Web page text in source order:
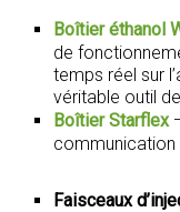
Boîtier éthanol
de
temps réel sur
véritable outil
Boîtier Starflex
communication
Faisceaux